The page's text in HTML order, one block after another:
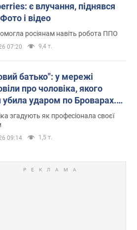
є влучання, піднявся
і відео
росіянам навіть робота ППО
07:20 9,4 т.
батько": у мережі
про чоловіка, якого
убила ударом по Броварах.
згадують як професіонала своєї
09:14 1,5 т.